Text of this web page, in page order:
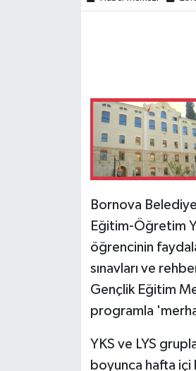
Bornova
Eğitim-Öğretim
öğrencinin
sınavları ve
Gençlik Eğitim
programla
YKS ve LYS
boyunca hafta